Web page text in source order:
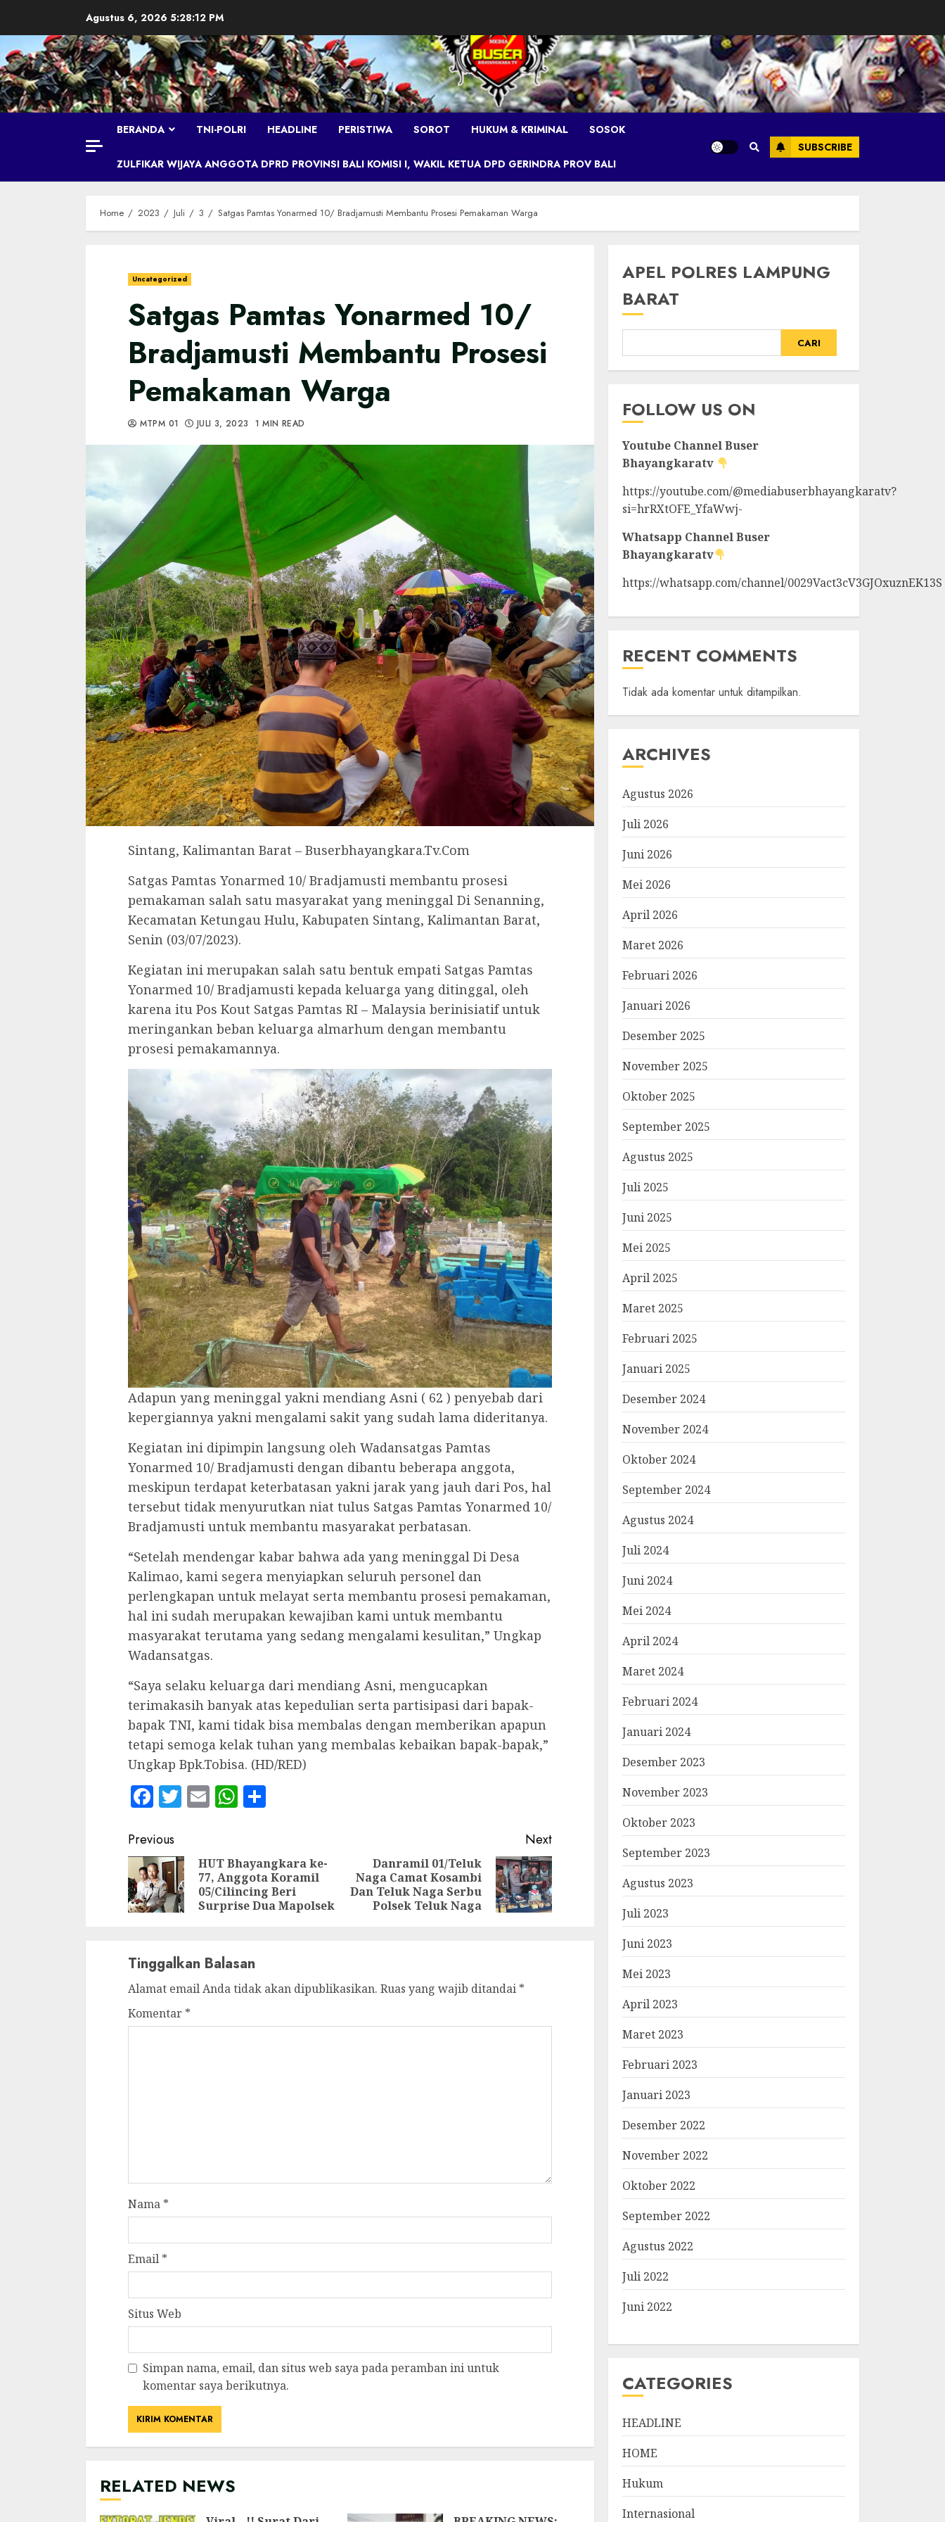
content
Agustus 6, 2026 5:28:14 PM
BERANDA TNI-POLRI HEADLINE PERISTIWA SOROT HUKUM & KRIMINAL SOSOK
ZULFIKAR WIJAYA ANGGOTA DPRD PROVINSI BALI KOMISI I, WAKIL KETUA DPD GERINDRA PROV BALI
SUBSCRIBE
Home 2023 Juli 3 Satgas Pamtas Yonarmed 10/ Bradjamusti Membantu Prosesi Pemakaman Warga
Uncategorized
Satgas Pamtas Yonarmed 10/
Bradjamusti Membantu Prosesi
Pemakaman Warga
MTPM 01 JULI 3, 2023 1 MIN READ
Sintang, Kalimantan Barat – Buserbhayangkara.Tv.Com
Satgas Pamtas Yonarmed 10/ Bradjamusti membantu prosesi
pemakaman salah satu masyarakat yang meninggal Di Senanning,
Kecamatan Ketungau Hulu, Kabupaten Sintang, Kalimantan Barat,
Senin (03/07/2023).
Kegiatan ini merupakan salah satu bentuk empati Satgas Pamtas
Yonarmed 10/ Bradjamusti kepada keluarga yang ditinggal, oleh
karena itu Pos Kout Satgas Pamtas RI – Malaysia berinisiatif untuk
meringankan beban keluarga almarhum dengan membantu
prosesi pemakamannya.
Adapun yang meninggal yakni mendiang Asni ( 62 ) penyebab dari
kepergiannya yakni mengalami sakit yang sudah lama dideritanya.
Kegiatan ini dipimpin langsung oleh Wadansatgas Pamtas
Yonarmed 10/ Bradjamusti dengan dibantu beberapa anggota,
meskipun terdapat keterbatasan yakni jarak yang jauh dari Pos, hal
tersebut tidak menyurutkan niat tulus Satgas Pamtas Yonarmed 10/
Bradjamusti untuk membantu masyarakat perbatasan.
“Setelah mendengar kabar bahwa ada yang meninggal Di Desa
Kalimao, kami segera menyiapkan seluruh personel dan
perlengkapan untuk melayat serta membantu prosesi pemakaman,
hal ini sudah merupakan kewajiban kami untuk membantu
masyarakat terutama yang sedang mengalami kesulitan,” Ungkap
Wadansatgas.
“Saya selaku keluarga dari mendiang Asni, mengucapkan
terimakasih banyak atas kepedulian serta partisipasi dari bapak-
bapak TNI, kami tidak bisa membalas dengan memberikan apapun
tetapi semoga kelak tuhan yang membalas kebaikan bapak-bapak,”
Ungkap Bpk.Tobisa. (HD/RED)
Facebook
Twitter
EmailWhatsApp
Continue
Reading
Previous
Previous
post:
HUT Bhayangkara ke-
77, Anggota Koramil
05/Cilincing Beri
Surprise Dua Mapolsek
Next
Next
post:
Danramil 01/Teluk
Naga Camat Kosambi
Dan Teluk Naga Serbu
Polsek Teluk Naga
Tinggalkan Balasan
Alamat email Anda tidak akan dipublikasikan. Ruas yang wajib ditandai *
Komentar *
Nama *
Email *
Situs Web
Simpan nama, email, dan situs web saya pada peramban ini untuk
komentar saya berikutnya.
RELATED NEWS
APEL POLRES LAMPUNG
BARAT
CARI
FOLLOW US ON
Youtube ChannelBuser
Bhayangkaratv
https://youtube.com/@mediabuserbhayangkaratv?
si=hrRXtOFE_YfaWwj-
Whatsapp ChannelBuser
Bhayangkaratv
https://whatsapp.com/channel/0029Vact3cV3GJOxuznEK13S
RECENT COMMENTS
Tidak ada komentar untuk ditampilkan.
ARCHIVES
Agustus 2026
Juli 2026
Juni 2026
Mei 2026
April 2026
Maret 2026
Februari 2026
Januari 2026
Desember 2025
November 2025
Oktober 2025
September 2025
Agustus 2025
Juli 2025
Juni 2025
Mei 2025
April 2025
Maret 2025
Februari 2025
Januari 2025
Desember 2024
November 2024
Oktober 2024
September 2024
Agustus 2024
Juli 2024
Juni 2024
Mei 2024
April 2024
Maret 2024
Februari 2024
Januari 2024
Desember 2023
November 2023
Oktober 2023
September 2023
Agustus 2023
Juli 2023
Juni 2023
Mei 2023
April 2023
Maret 2023
Februari 2023
Januari 2023
Desember 2022
November 2022
Oktober 2022
September 2022
Agustus 2022
Juli 2022
Juni 2022
CATEGORIES
HEADLINE
HOME
Hukum
Internasional